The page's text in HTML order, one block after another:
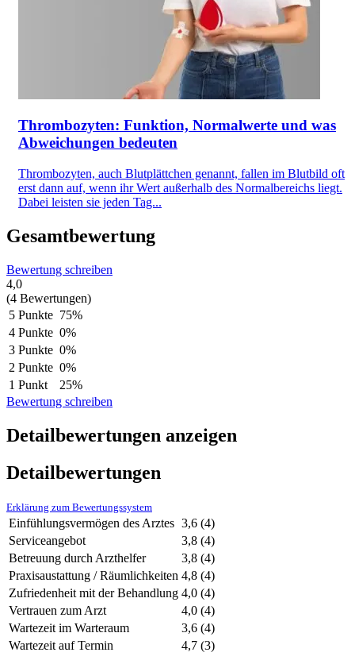
Thrombozyten: Funktion, Normalwerte und was
Abweichungen bedeuten
Thrombozyten, auch Blutplättchen genannt, fallen im Blutbild oft
erst dann auf, wenn ihr Wert außerhalb des Normalbereichs liegt.
Dabei leisten sie jeden Tag...
Gesamtbewertung
Bewertung schreiben
4,0
(4 Bewertungen)
5 Punkte 75%
4 Punkte 0%
3 Punkte 0%
2 Punkte 0%
1 Punkt
25%
Bewertung schreiben
Detailbewertungen anzeigen
Detailbewertungen
Erklärung zum Bewertungssystem
Einfühlungsvermögen des Arztes 3,6 (4)
Serviceangebot
3,8 (4)
Betreuung durch Arzthelfer
3,8 (4)
Praxisaustattung / Räumlichkeiten 4,8 (4)
Zufriedenheit mit der Behandlung 4,0 (4)
Vertrauen zum Arzt
4,0 (4)
Wartezeit im Warteraum
3,6 (4)
Wartezeit auf Termin
4,7 (3)